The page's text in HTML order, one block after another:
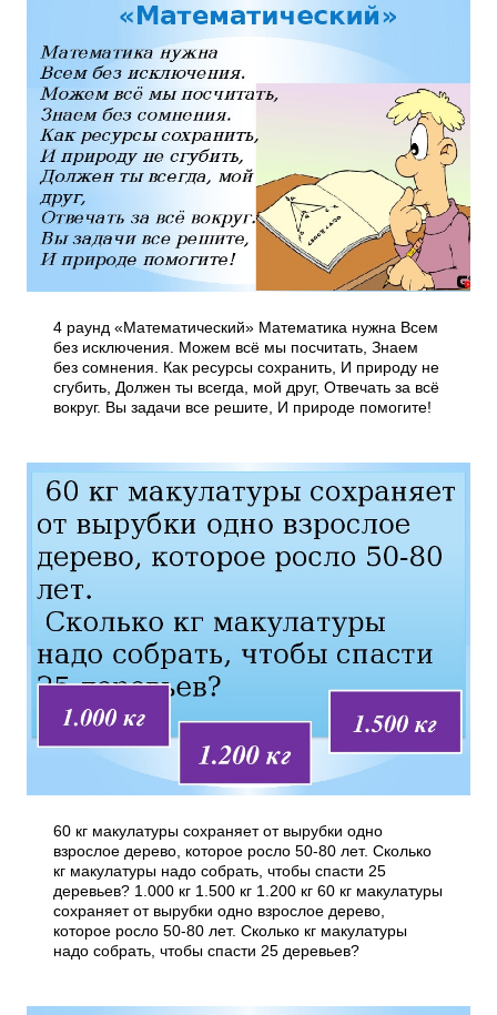
4 раунд «Математический» Математика нужна Всем
без исключения. Можем всё мы посчитать, Знаем
без сомнения. Как ресурсы сохранить, И природу не
сгубить, Должен ты всегда, мой друг, Отвечать за всё
вокруг. Вы задачи все решите, И природе помогите!
60 кг макулатуры сохраняет от вырубки одно
взрослое дерево, которое росло 50-80 лет. Сколько
кг макулатуры надо собрать, чтобы спасти 25
деревьев? 1.000 кг 1.500 кг 1.200 кг 60 кг макулатуры
сохраняет от вырубки одно взрослое дерево,
которое росло 50-80 лет. Сколько кг макулатуры
надо собрать, чтобы спасти 25 деревьев?